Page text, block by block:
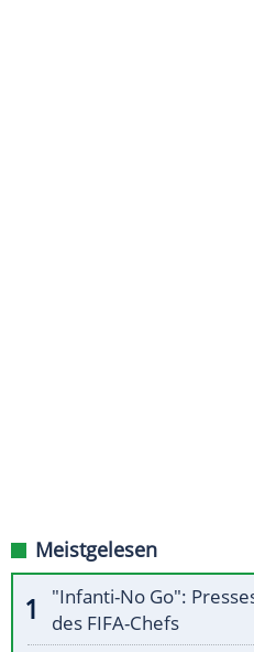
Meistgelesen
"Infanti-No Go":
des FIFA-Chefs